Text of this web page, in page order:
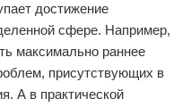
достижение
сфере. Например,
максимально раннее
присутствующих в
А в практической